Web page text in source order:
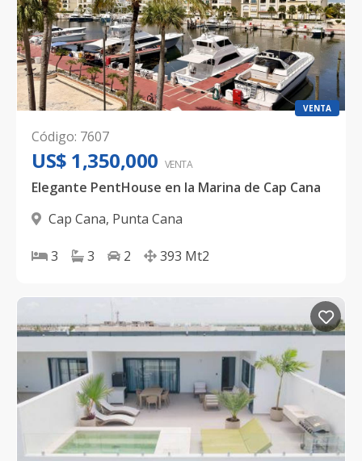
VENTA
Código: 7607
US$ 1,350,000 VENTA
Elegante PentHouse en la Marina de Cap Cana
Cap Cana, Punta Cana
3 3 2 393 Mt2